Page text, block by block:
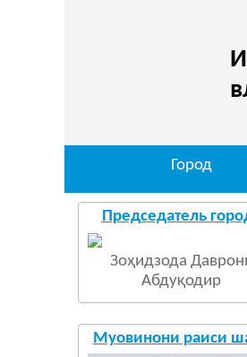
Город
Председатель
Зоҳидзода
Абдуқодир
Муовинони раиси